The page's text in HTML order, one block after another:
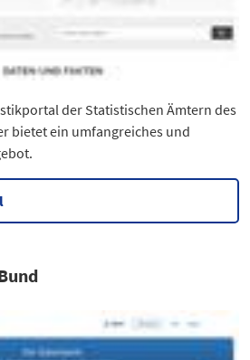
der Statistischen Ämtern des
bietet ein umfangreiches und